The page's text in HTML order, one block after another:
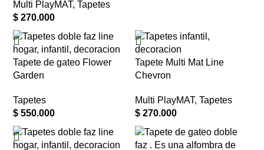
Multi PlayMAT, Tapetes
$ 270.000
Tapete de gateo Flower
Garden
Tapetes
$ 550.000
Tapete Multi Mat Line
Chevron
Multi PlayMAT, Tapetes
$ 270.000